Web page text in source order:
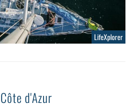
LifeXplorer
d'Azur